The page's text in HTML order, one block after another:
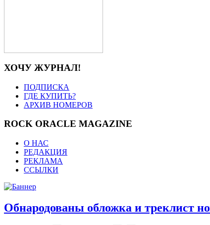
ХОЧУ ЖУРНАЛ!
ПОДПИСКА
ГДЕ КУПИТЬ?
АРХИВ НОМЕРОВ
ROCK ORACLE MAGAZINE
О НАС
РЕДАКЦИЯ
РЕКЛАМА
ССЫЛКИ
Обнародованы обложка и треклист